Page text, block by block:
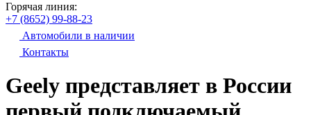
Горячая линия:
+7 (8652) 99-88-23
Автомобили в наличии
Контакты
Geely представляет в России